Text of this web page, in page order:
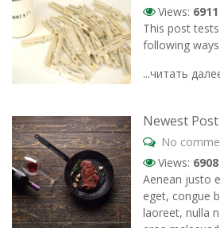
Views: 6911
This post
following
...читать
Newest Post
No
Views: 6908
Aenean justo
eget, congue
laoreet, nulla